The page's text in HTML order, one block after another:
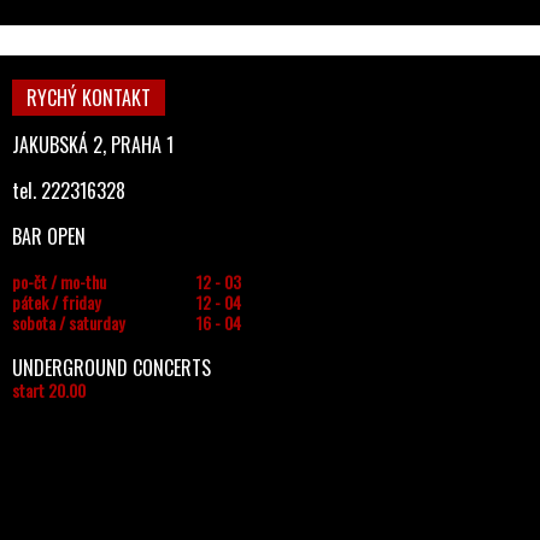
RYCHÝ KONTAKT
JAKUBSKÁ 2, PRAHA 1
tel. 222316328
BAR OPEN
po-čt / mo-thu
12 - 03
pátek / friday
12 - 04
sobota / saturday
16 - 04
UNDERGROUND CONCERTS
start 20.00